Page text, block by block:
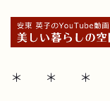
＊ ＊ ＊